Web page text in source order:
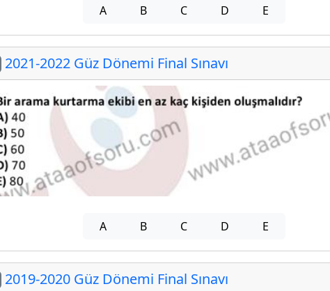
A B C D E
2021-2022 Güz Dönemi Final Sınavı
A B C D E
2019-2020 Güz Dönemi Final Sınavı